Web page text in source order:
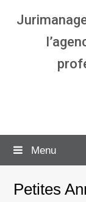
Menu
Petites